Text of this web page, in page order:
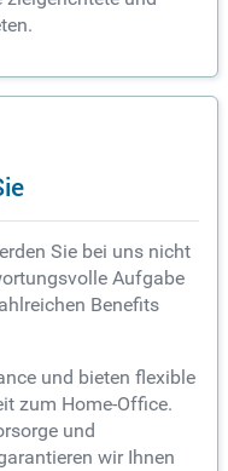
Sie bei uns nicht
Aufgabe
Benefits
und bieten flexible
zum Home-Office.
und
wir Ihnen